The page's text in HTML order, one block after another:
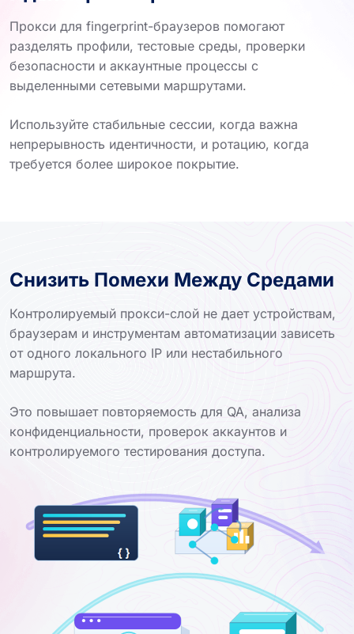
Прокси для fingerprint-браузеров помогают
разделять профили, тестовые среды, проверки
безопасности и аккаунтные процессы с
выделенными сетевыми маршрутами.
Используйте стабильные сессии, когда важна
непрерывность идентичности, и ротацию, когда
требуется более широкое покрытие.
Снизить Помехи Между Средами
Контролируемый прокси-слой не дает устройствам,
браузерам и инструментам автоматизации зависеть
от одного локального IP или нестабильного
маршрута.
Это повышает повторяемость для QA, анализа
конфиденциальности, проверок аккаунтов и
контролируемого тестирования доступа.